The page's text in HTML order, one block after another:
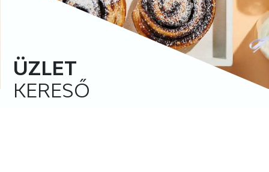
ÜZLET
KERESŐ